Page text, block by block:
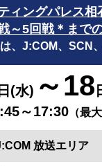
ィングパレス
～5回戦＊まで
、J:COM、SCN
日(水) ～18
～17:30（最
放送エリア